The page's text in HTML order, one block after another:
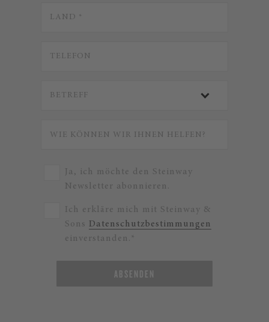
Ja, ich möchte den Steinway
Newsletter abonnieren.
Ich erkläre mich mit Steinway &
Sons Datenschutzbestimmungen
einverstanden.*
ABSENDEN